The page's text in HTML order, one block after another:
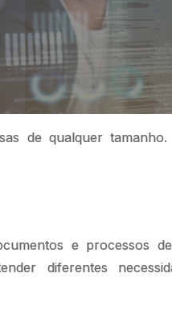
de qualquer tamanho.
e processos
diferentes